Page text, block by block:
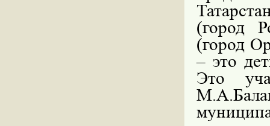
(город
(город
– это
Это